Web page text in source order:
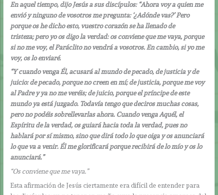
En aquel tiempo, dijo Jesús a sus discípulos: “Ahora voy a quien me
envió y ninguno de vosotros me pregunta: ‘¿Adónde vas?’ Pero
porque os he dicho esto, vuestro corazón se ha llenado de
tristeza; pero yo os digo la verdad: os conviene que me vaya, porque
si no me voy, el Paráclito no vendrá a vosotros. En cambio, si yo me
voy, os lo enviaré.
“Y cuando venga Él, acusará al mundo de pecado, de justicia y de
juicio: de pecado, porque no creen en mí; de justicia, porque me voy
al Padre y ya no me veréis; de juicio, porque el príncipe de este
mundo ya está juzgado. Todavía tengo que deciros muchas cosas,
pero no podéis sobrellevarlas ahora. Cuando venga Aquél, el
Espíritu de la verdad, os guiará hacia toda la verdad, pues no
hablará por sí mismo, sino que dirá todo lo que oiga y os anunciará
lo que va a venir. Él me glorificará porque recibirá de lo mío y os lo
anunciará.”
“Os conviene que me vaya.”
Esta afirmación de Jesús ciertamente era difícil de entender para